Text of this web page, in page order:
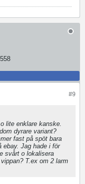
558
#9
lite enklare kanske.
dyrare variant?
fast på spöt bara
ebay. Jag hade i för
svårt o lokalisera
T.ex om 2 larm